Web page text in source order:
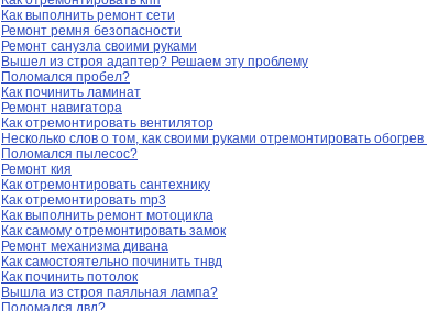
Как выполнить ремонт сети
Ремонт ремня безопасности
Ремонт санузла своими руками
Вышел из строя адаптер? Решаем эту проблему
Поломался пробел?
Как починить ламинат
Ремонт навигатора
Как отремонтировать вентилятор
Несколько слов о том, как своими руками отремонтировать обогрев
Поломался пылесос?
Ремонт кия
Как отремонтировать сантехнику
Как отремонтировать mp3
Как выполнить ремонт мотоцикла
Как самому отремонтировать замок
Ремонт механизма дивана
Как самостоятельно починить тнвд
Как починить потолок
Вышла из строя паяльная лампа?
Поломался двд?